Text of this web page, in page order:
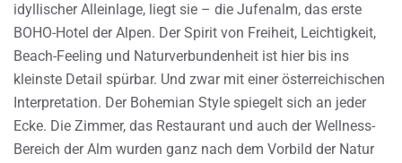
idyllischer Alleinlage, liegt sie – die Jufenalm, das erste
BOHO-Hotel der Alpen. Der Spirit von Freiheit, Leichtigkeit,
Beach-Feeling und Naturverbundenheit ist hier bis ins
kleinste Detail spürbar. Und zwar mit einer österreichischen
Interpretation. Der Bohemian Style spiegelt sich an jeder
Ecke. Die Zimmer, das Restaurant und auch der Wellness-
Bereich der Alm wurden ganz nach dem Vorbild der Natur